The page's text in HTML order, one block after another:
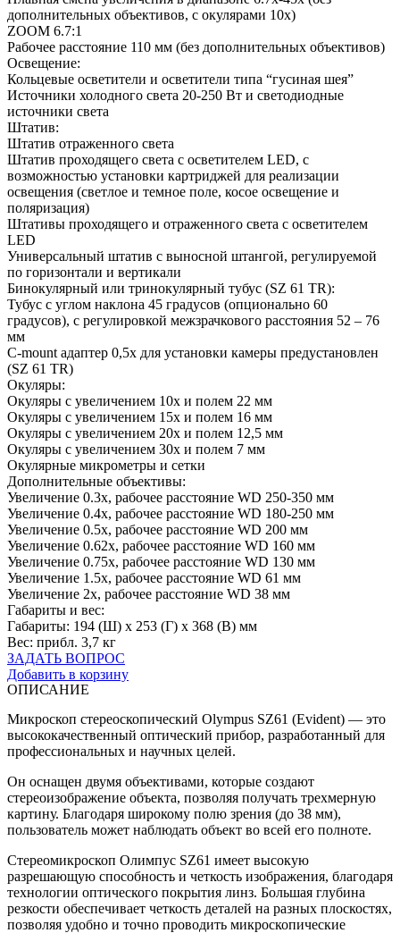
дополнительных объективов, с окулярами 10x)
ZOOM 6.7:1
Рабочее расстояние 110 мм (без дополнительных объективов)
Освещение:
Кольцевые осветители и осветители типа “гусиная шея”
Источники холодного света 20-250 Вт и светодиодные
источники света
Штатив:
Штатив отраженного света
Штатив проходящего света с осветителем LED, с
возможностью установки картриджей для реализации
освещения (светлое и темное поле, косое освещение и
поляризация)
Штативы проходящего и отраженного света с осветителем
LED
Универсальный штатив с выносной штангой, регулируемой
по горизонтали и вертикали
Бинокулярный или тринокулярный тубус (SZ 61 TR):
Тубус с углом наклона 45 градусов (опционально 60
градусов), с регулировкой межзрачкового расстояния 52 – 76
мм
C-mount адаптер 0,5х для установки камеры предустановлен
(SZ 61 TR)
Окуляры:
Окуляры с увеличением 10х и полем 22 мм
Окуляры с увеличением 15х и полем 16 мм
Окуляры с увеличением 20х и полем 12,5 мм
Окуляры с увеличением 30х и полем 7 мм
Окулярные микрометры и сетки
Дополнительные объективы:
Увеличение 0.3х, рабочее расстояние WD 250-350 мм
Увеличение 0.4х, рабочее расстояние WD 180-250 мм
Увеличение 0.5х, рабочее расстояние WD 200 мм
Увеличение 0.62х, рабочее расстояние WD 160 мм
Увеличение 0.75х, рабочее расстояние WD 130 мм
Увеличение 1.5х, рабочее расстояние WD 61 мм
Увеличение 2х, рабочее расстояние WD 38 мм
Габариты и вес:
Габариты: 194 (Ш) x 253 (Г) x 368 (В) мм
Вес: прибл. 3,7 кг
ЗАДАТЬ ВОПРОС
Добавить в корзину
ОПИСАНИЕ
Микроскоп стереоскопический Olympus SZ61 (Evident) — это
высококачественный оптический прибор, разработанный для
профессиональных и научных целей.
Он оснащен двумя объективами, которые создают
стереоизображение объекта, позволяя получать трехмерную
картину. Благодаря широкому полю зрения (до 38 мм),
пользователь может наблюдать объект во всей его полноте.
Стереомикроскоп Олимпус SZ61 имеет высокую
разрешающую способность и четкость изображения, благодаря
технологии оптического покрытия линз. Большая глубина
резкости обеспечивает четкость деталей на разных плоскостях,
позволяя удобно и точно проводить микроскопические